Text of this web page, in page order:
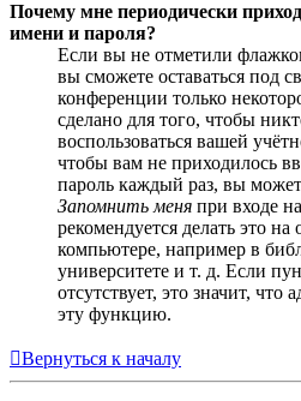
Почему мне периодически
имени и пароля?
Если вы не отметили
вы сможете оставаться под
конференции только
сделано для того, чтобы
воспользоваться вашей
чтобы вам не приходилось
пароль каждый раз, вы
Запомнить меня при входе
рекомендуется делать это
компьютере, например в
университете и т. д. Если
отсутствует, это значит,
эту функцию.
Вернуться к началу